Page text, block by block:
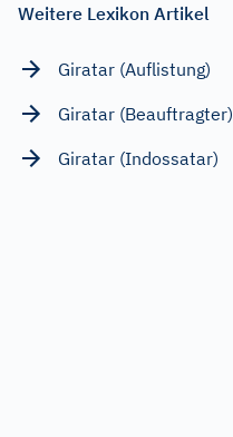
Weitere Lexikon Artikel
Giratar (Auflistung)
Giratar (Beauftragter)
Giratar (Indossatar)